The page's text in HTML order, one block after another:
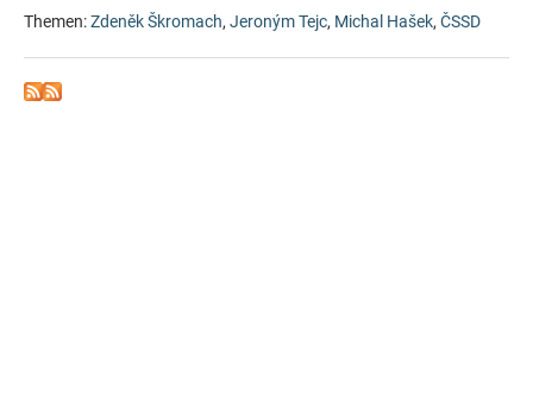
Themen:Zdeněk Škromach, Jeroným Tejc, Michal Hašek, ČSSD